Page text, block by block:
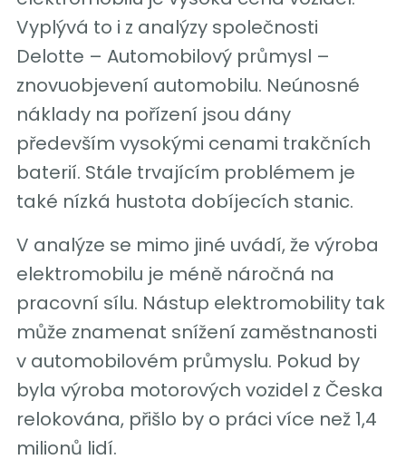
Vyplývá to i z analýzy společnosti
Delotte – Automobilový průmysl –
znovuobjevení automobilu. Neúnosné
náklady na pořízení jsou dány
především vysokými cenami trakčních
baterií. Stále trvajícím problémem je
také nízká hustota dobíjecích stanic.
V analýze se mimo jiné uvádí, že výroba
elektromobilu je méně náročná na
pracovní sílu. Nástup elektromobility tak
může znamenat snížení zaměstnanosti
v automobilovém průmyslu. Pokud by
byla výroba motorových vozidel z Česka
relokována, přišlo by o práci více než 1,4
milionů lidí.